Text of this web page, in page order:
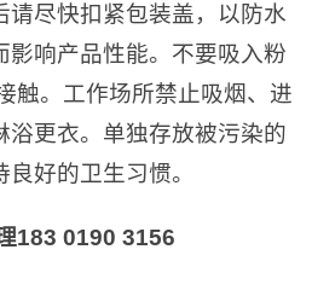
请尽快扣紧包装盖，以防水
影响产品性能。不要吸入粉
触。工作场所禁止吸烟、进
浴更衣。单独存放被污染的
好的卫生习惯。
183 0190 3156